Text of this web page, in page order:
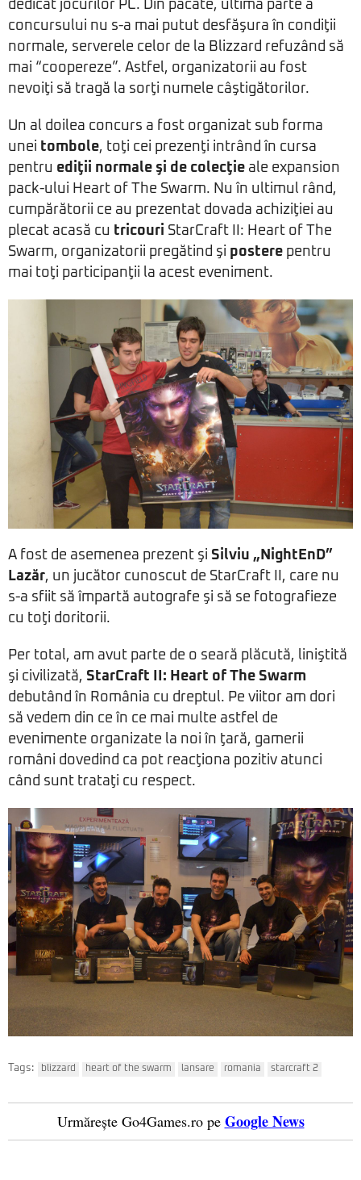
dedicat jocurilor PC. Din păcate, ultima parte a
concursului nu s-a mai putut desfăşura în condiţii
normale, serverele celor de la Blizzard refuzând să
mai “coopereze”. Astfel, organizatorii au fost
nevoiţi să tragă la sorţi numele câştigătorilor.
Un al doilea concurs a fost organizat sub forma
unei tombole, toţi cei prezenţi intrând în cursa
pentru ediţii normale şi de colecţie ale expansion
pack-ului Heart of The Swarm. Nu în ultimul rând,
cumpărătorii ce au prezentat dovada achiziţiei au
plecat acasă cu tricouri StarCraft II: Heart of The
Swarm, organizatorii pregătind şi postere pentru
mai toţi participanţii la acest eveniment.
A fost de asemenea prezent şi Silviu „NightEnD”
Lazăr, un jucător cunoscut de StarCraft II, care nu
s-a sfiit să împartă autografe şi să se fotografieze
cu toţi doritorii.
Per total, am avut parte de o seară plăcută, liniştită
şi civilizată, StarCraft II: Heart of The Swarm
debutând în România cu dreptul. Pe viitor am dori
să vedem din ce în ce mai multe astfel de
evenimente organizate la noi în ţară, gamerii
români dovedind ca pot reacţiona pozitiv atunci
când sunt trataţi cu respect.
Tags: blizzard heart of the swarm lansare romania starcraft 2
Urmărește Go4Games.ro pe Google News